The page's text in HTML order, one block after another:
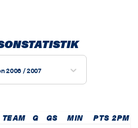
2006 / 2007
TEAM G GS MIN PTS 2PM